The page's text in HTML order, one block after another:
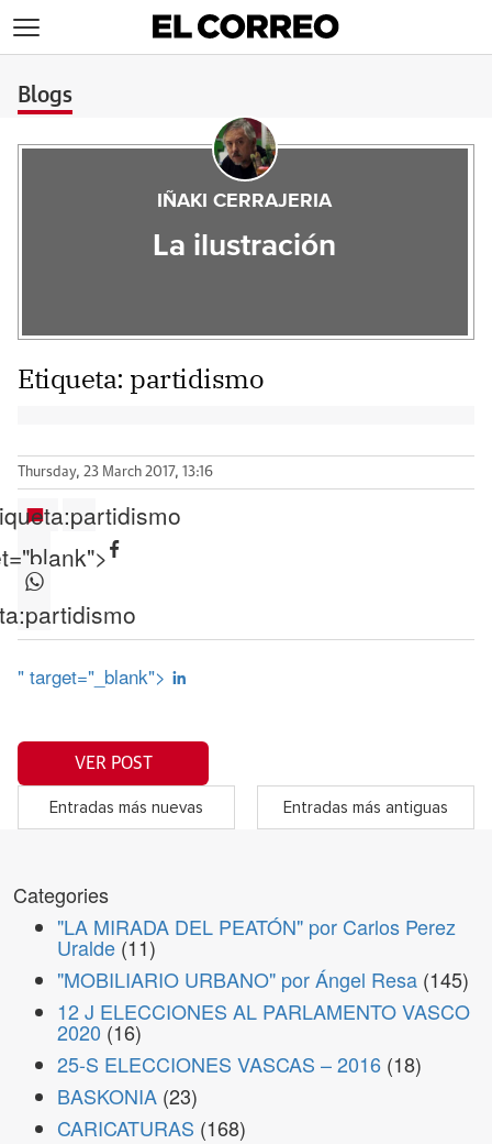
Blogs
IÑAKI CERRAJERIA
La ilustración
Etiqueta: partidismo
Thursday, 23 March 2017, 13:16
partidismo
partidismo
" target="_blank">
VER POST
Entradas más nuevas Entradas más antiguas
Categories
"LA MIRADA DEL PEATÓN" por Carlos Perez
Uralde (11)
"MOBILIARIO URBANO" por Ángel Resa (145)
12 J ELECCIONES AL PARLAMENTO VASCO
2020 (16)
25-S ELECCIONES VASCAS – 2016 (18)
BASKONIA (23)
CARICATURAS (168)